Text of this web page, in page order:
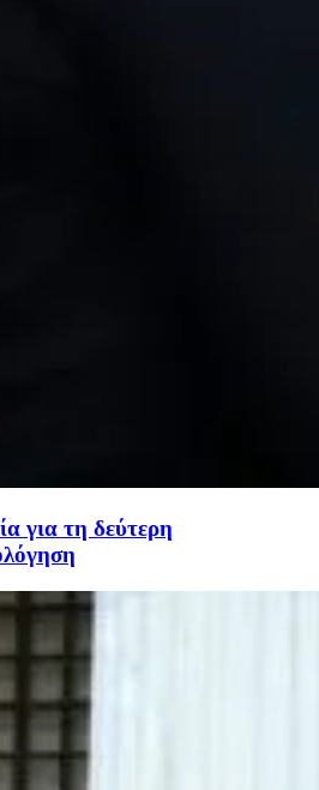
για τη δεύτερη